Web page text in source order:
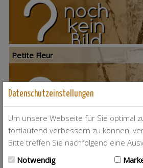
Petite Fleur
Pepe
Datenschutzeinstellungen
Um unsere Webseite für Sie optimal
fortlaufend verbessern zu können,
Bitte treffen Sie nachfolgend eine
Notwendig